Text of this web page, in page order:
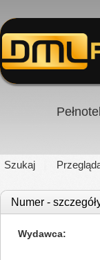
Szukaj
Numer -
Wydawca